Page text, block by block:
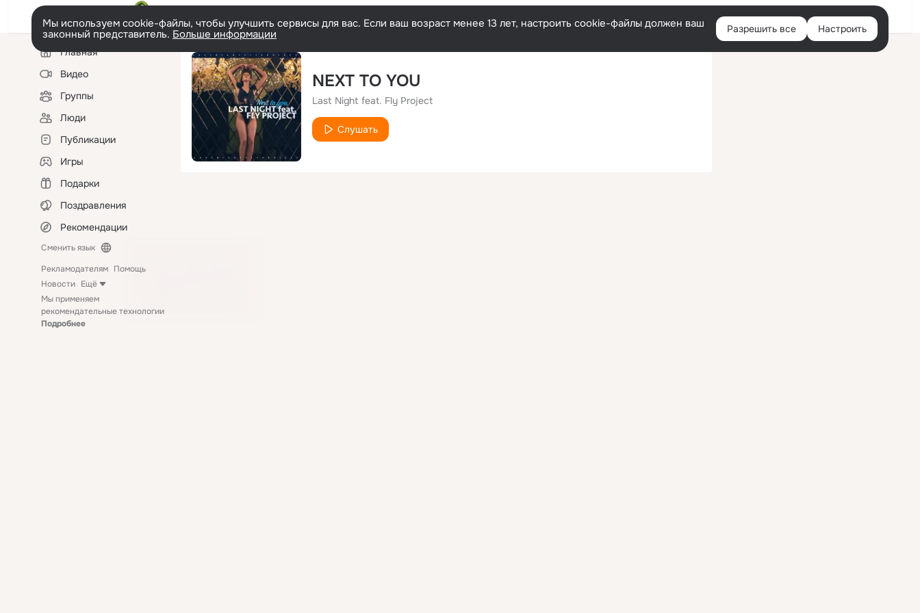
Войти
Мы используем cookie-файлы, чтобы улучшить сервисы для вас. Если ваш возраст менее 13 лет, настроить cookie-файлы должен ваш
законный представитель. Больше информации Разрешить все Настроить
Левая
колонкаГлавная
Видео
Группы
Люди
Публикации
Игры
Подарки
Поздравления
Рекомендации
Сменить язык
Рекламодателям Помощь
Новости Ещё
Мы применяем
рекомендательные технологии
Подробнее
NEXT TO YOU
Last Night feat. Fly Project
Слушать